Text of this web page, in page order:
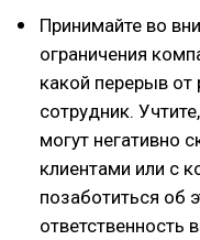
Принимайте во
ограничения
какой перерыв
сотрудник.
могут негативно
клиентами или с
позаботиться об
ответственность